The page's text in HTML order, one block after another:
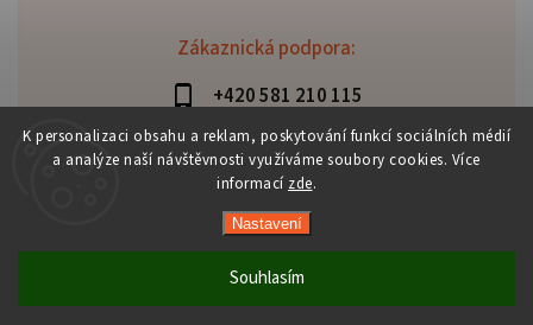
K personalizaci obsahu a reklam, poskytování funkcí sociálních médií
a analýze naší návštěvnosti využíváme soubory cookies. Více
informací zde.
Nastavení
Souhlasím
Zákaznická podpora:
+420 581 210 115
info@davaztechnik.cz
Copyright 2026Daniš Davaztechnik. Všechna práva